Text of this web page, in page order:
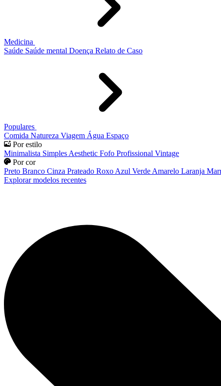
Medicina
Saúde Saúde mental Doença Relato de Caso
Populares
Comida Natureza Viagem Água Espaço
Por estilo
Minimalista Simples Aesthetic Fofo Profissional Vintage
Por cor
Preto Branco Cinza Prateado Roxo Azul Verde Amarelo Laranja
Explorar modelos recentes